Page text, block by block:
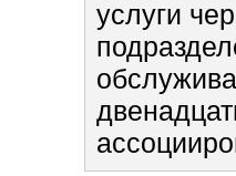
услуги